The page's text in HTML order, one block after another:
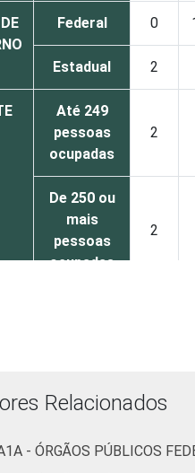
Federal 0
Estadual 2
Até 249
pessoas
ocupadas
2
De 250 ou
mais
pessoas
ocupadas
2
de informação e
Relacionados
- ÓRGÃOS PÚBLICOS